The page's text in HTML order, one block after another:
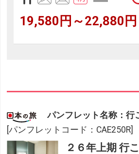
19,580円～22,880円
パンフレット名称：行
[パンフレットコード：CAE250R]
２６年上期 行